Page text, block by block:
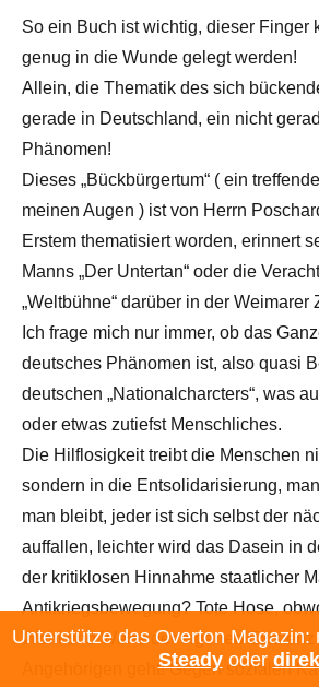
So ein Buch ist wichtig, dieser Finger
genug in die Wunde gelegt werden!
Allein, die Thematik des sich
gerade in Deutschland, ein nicht
Phänomen!
Dieses „Bückbürgertum“ ( ein
meinen Augen ) ist von Herrn
Erstem thematisiert worden, erinnert
Manns „Der Untertan“ oder die
„Weltbühne“ darüber in der Weimarer
Ich frage mich nur immer, ob das
deutsches Phänomen ist, also quasi
deutschen „Nationalcharcters“, was
oder etwas zutiefst Menschliches.
Die Hilflosigkeit treibt die Menschen
sondern in die Entsolidarisierung,
man bleibt, jeder ist sich selbst der
auffallen, leichter wird das Dasein in
der kritiklosen Hinnahme staatlicher
Antikriegsbewegung? Tote Hose,
Wohl und Wehe der eigenen Existenz
Angehörigen geht! Gegen sozialen
Unterstütze das Overton Magazin:
Steadyoder